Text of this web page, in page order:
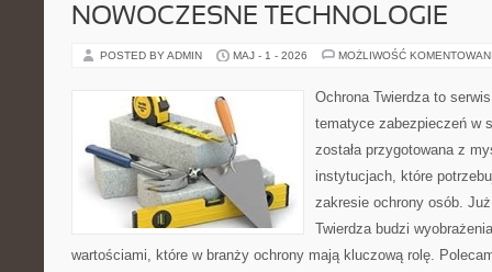
NOWOCZESNE TECHNOLOGIE
POSTED BY ADMIN MAJ - 1 - 2026 MOŻLIWOŚĆ
Ochrona Twierdza to
tematyce zabezpieczeń w
została przygotowana z
instytucjach, które
zakresie ochrony osób.
Twierdza budzi
wartościami, które w branży ochrony mają kluczową rolę.